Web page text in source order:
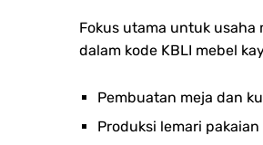
Fokus utama untuk
dalam kode KBLI mebel
Pembuatan meja dan
Produksi lemari